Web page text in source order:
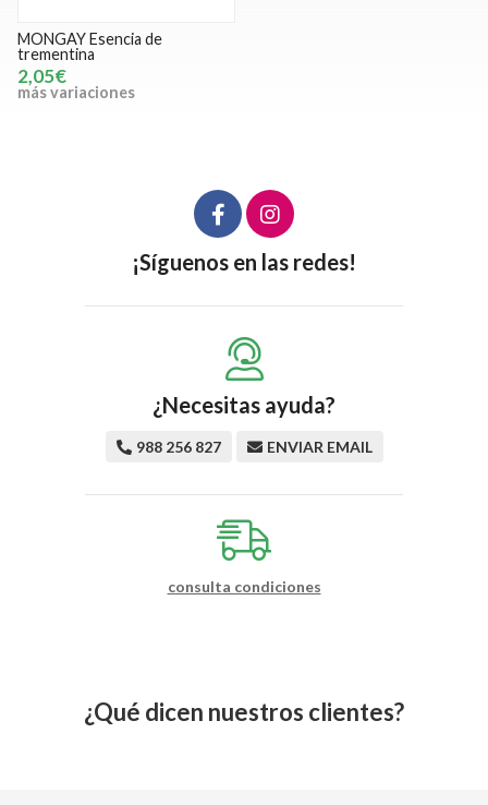
MONGAY Esencia de
trementina
2,05€
más variaciones
¡Síguenos en las redes!
¿Necesitas ayuda?
988 256 827 ENVIAR EMAIL
consulta condiciones
¿Qué dicen nuestros clientes?